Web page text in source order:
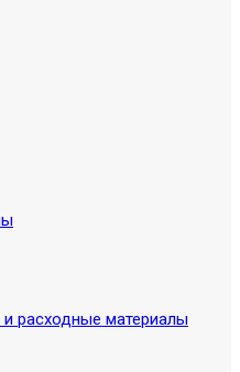
расходные материалы